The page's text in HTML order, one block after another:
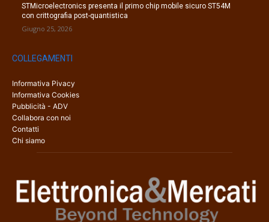
STMicroelectronics presenta il primo chip mobile sicuro ST54M
con crittografia post-quantistica
Giugno 25, 2026
COLLEGAMENTI
Informativa Pivacy
Informativa Cookies
Pubblicità - ADV
Collabora con noi
Contatti
Chi siamo